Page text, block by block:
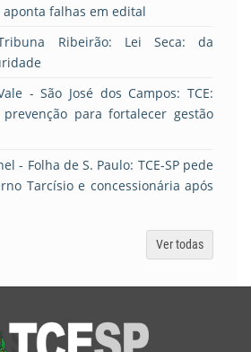
falhas em edital
Ribeirão: Lei Seca: da
- São José dos Campos: TCE:
para fortalecer gestão
- Folha de S. Paulo: TCE-SP pede
Tarcísio e concessionária após
Ver todas